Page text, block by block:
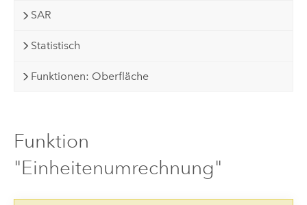
SAR
Statistisch
Funktionen: Oberfläche
Funktion
"Einheitenumrechnung"